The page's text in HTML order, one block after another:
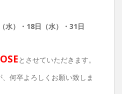
水）・ 18日（水）・31日
とさせていただきます。
何卒よろしくお願い致しま